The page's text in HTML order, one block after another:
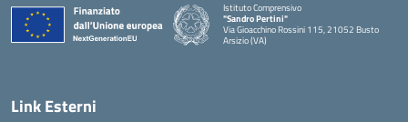
Istituto Comprensivo
"Sandro Pertini"
Via Gioacchino Rossini 115, 21052 Busto
Arsizio (VA)
Link Esterni